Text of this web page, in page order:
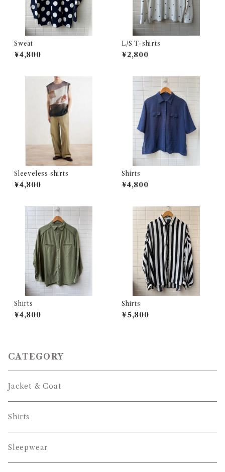
Sweat
¥4,800
L/S T-shirts
¥2,800
Sleeveless shirts
¥4,800
Shirts
¥4,800
Shirts
¥4,800
Shirts
¥5,800
CATEGORY
Jacket & Coat
Shirts
Sleepwear